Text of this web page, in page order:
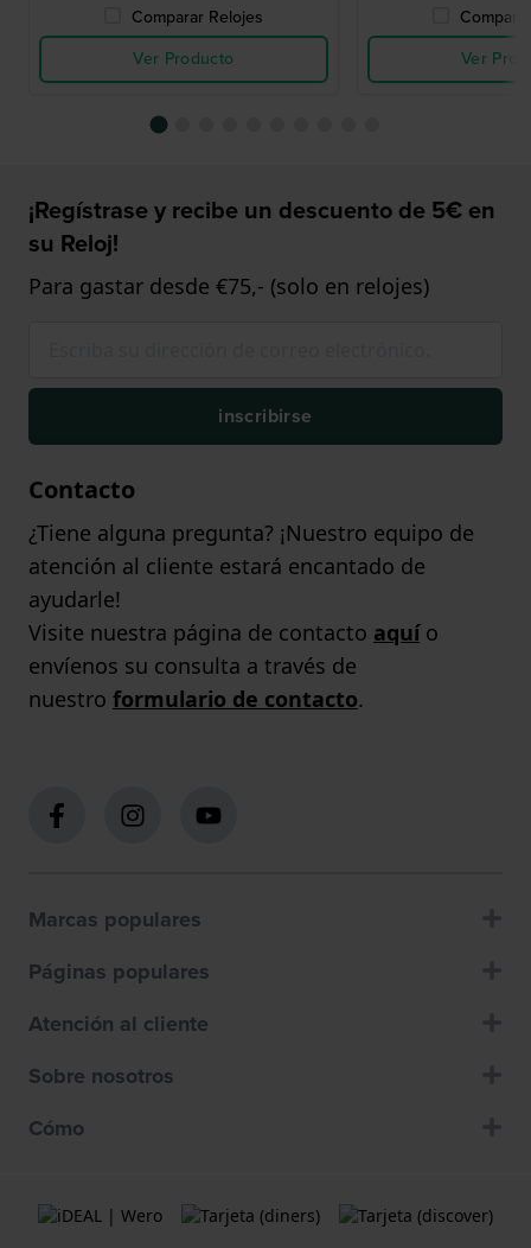
Comparar Relojes
Ver Producto
Ver
¡Regístrase y recibe un descuento de 5€ en
su Reloj!
Para gastar desde €75,- (solo en relojes)
inscribirse
Contacto
¿Tiene alguna pregunta? ¡Nuestro equipo de
atención al cliente estará encantado de
ayudarle!
Visite nuestra página de contacto aquío
envíenos su consulta a través de
nuestro formulario de contacto.
Marcas populares
Páginas populares
Atención al cliente
Sobre nosotros
Cómo